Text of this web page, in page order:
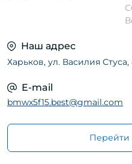
Наш адрес
Харьков, ул. Василия Стуса,
E-mail
bmwx5f15.best@gmail.com
Перейти